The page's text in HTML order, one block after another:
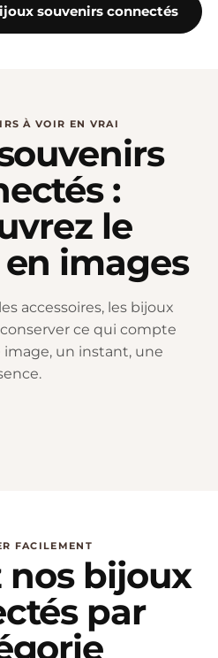
souvenirs connectés
À VOIR EN VRAI
:
le
images
accessoires, les bijoux
ce qui compte
image, un instant, une
FACILEMENT
nos bijoux
par